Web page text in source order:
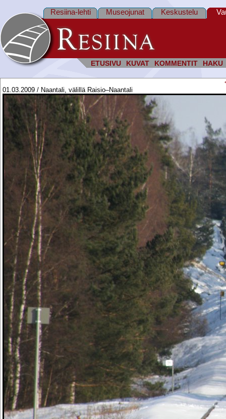
ETUSIVU KUVAT KOMMENTIT HAKU
Resiina-lehti Museojunat Keskustelu
01.03.2009 / Naantali, välillä Raisio–Naantali